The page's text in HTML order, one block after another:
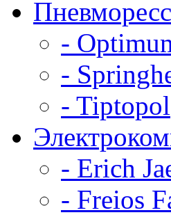
-
-
- Tiptopol
- Erich
- Freios